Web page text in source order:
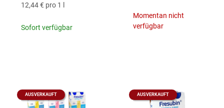
12,44 € pro 1 l
Sofort verfügbar
Momentan nicht
verfügbar
AUSVERKAUFT AUSVERKAUFT